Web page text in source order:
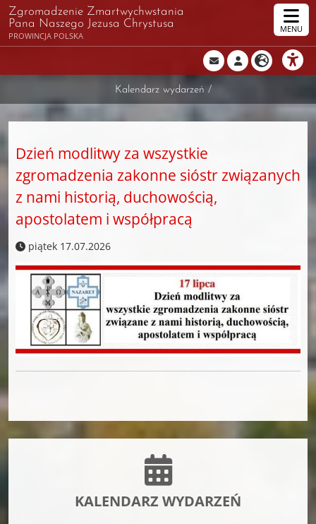
Zgromadzenie Zmartwychwstania
Pana Naszego Jezusa Chrystusa
PROWINCJA POLSKA
MENU
Kalendarz wydarzeń /
KALENDARZ WYDARZEŃ
Dzień modlitwy za wszystkie
zgromadzenia zakonne sióstr związanych
z nami historią, duchowością,
apostolatem i współpracą
piątek 17.07.2026